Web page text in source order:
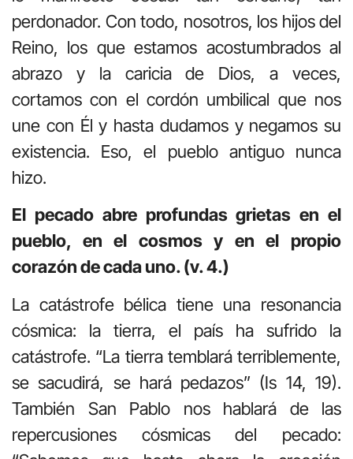
perdonador. Con todo, nosotros, los hijos del
Reino, los que estamos acostumbrados al
abrazo y la caricia de Dios, a veces,
cortamos con el cordón umbilical que nos
une con Él y hasta dudamos y negamos su
existencia. Eso, el pueblo antiguo nunca
hizo.
El pecado abre profundas grietas en el
pueblo, en el cosmos y en el propio
corazón de cada uno. (v. 4.)
La catástrofe bélica tiene una resonancia
cósmica: la tierra, el país ha sufrido la
catástrofe. “La tierra temblará terriblemente,
se sacudirá, se hará pedazos” (Is 14, 19).
También San Pablo nos hablará de las
repercusiones cósmicas del pecado: